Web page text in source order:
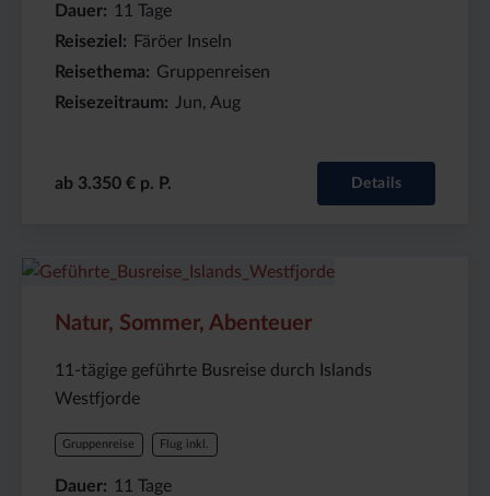
Dauer 11 Tage
Reiseziel
Färöer Inseln
Reisethema
Gruppenreisen
Reisezeitraum
Jun, Aug
ab 3.350 € p. P. Details
Natur, Sommer, Abenteuer
11-tägige geführte Busreise durch Islands
Westfjorde
Gruppenreise Flug inkl.
Dauer 11 Tage
Preis
3655€
Dauer:
Reiseziel